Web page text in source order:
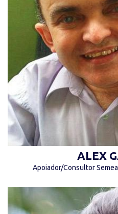
“Aprendi a ser forte
e aprendi a ser eu para
(Alex
ALEX
Apoiador/Consultor